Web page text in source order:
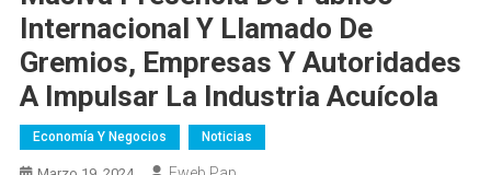
Internacional Y Llamado De
Gremios, Empresas Y Autoridades
A Impulsar La Industria Acuícola
Economía Y Negocios Noticias